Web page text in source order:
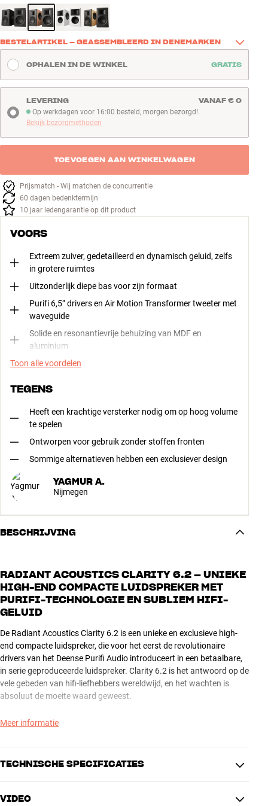
BESTELARTIKEL – GEASSEMBLEERD IN DENEMARKEN
De luidsprekers van Radiant Acoustics worden in Denemarken
geassembleerd bij elke bestelling om een hoge kwaliteit en een
verwachtingen voldoet. Als de luidspreker is uitverkocht, kun je deze
nog steeds bestellen, en doorgaans is deze binnen 7-9 dagen
gereed voor verzending.
OPHALEN IN DE WINKEL GRATIS
Op werkdagen voor 16:00 besteld, morgen bezorgd!
Op werkdagen voor 16:00 besteld, morgen bezorgd!.
Bekijk bezorgmethoden
LEVERING VANAF € 0
TOEVOEGEN AAN WINKELWAGEN
Prijsmatch - Wij matchen de concurrentie
60 dagen bedenktermijn
10 jaar ledengarantie op dit product
VOORS
Extreem zuiver, gedetailleerd en dynamisch geluid, zelfs
in grotere ruimtes
Uitzonderlijk diepe bas voor zijn formaat
Purifi 6,5” drivers en Air Motion Transformer tweeter met
waveguide
Solide en resonantievrije behuizing van MDF en
aluminium
Toon alle voordelen
TEGENS
Heeft een krachtige versterker nodig om op hoog volume
te spelen
Ontworpen voor gebruik zonder stoffen fronten
Sommige alternatieven hebben een exclusiever design
YAGMUR A.
Nijmegen
BESCHRIJVING
RADIANT ACOUSTICS CLARITY 6.2 – UNIEKE
HIGH-END COMPACTE LUIDSPREKER MET
PURIFI-TECHNOLOGIE EN SUBLIEM HIFI-
GELUID
De Radiant Acoustics Clarity 6.2 is een unieke en exclusieve high-
end compacte luidspreker, die voor het eerst de revolutionaire
drivers van het Deense Purifi Audio introduceert in een betaalbare,
in serie geproduceerde luidspreker. Clarity 6.2 is het antwoord op de
vele gebeden van hifi-liefhebbers wereldwijd, en het wachten is
absoluut de moeite waard geweest.
Het geluid van de Clarity 6.2 is opvallend zuiver, dynamisch en
luidspreker moeiteloos een grote woonkamer vullen, zelfs zonder
hulp van een subwoofer. Het is echter mogelijk om hem te
relatief lage gevoeligheid van 85 dB komt de Clarity 6.2 het beste
Meer informatie
TECHNISCHE SPECIFICATIES
VIDEO